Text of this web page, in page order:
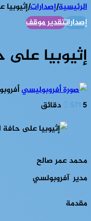
الرئيسية|إصدارات|
إصداراتتقدير موقف
إثيوبيا على
5715 دقائق
محمد عمر صالح
مدير آفروبولسي
مقدمة